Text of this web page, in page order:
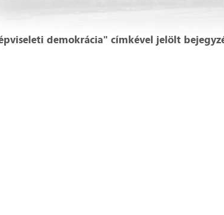
demokrácia" címkével jelölt